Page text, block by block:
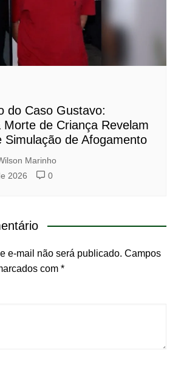
do Caso Gustavo:
Morte de Criança Revelam
Simulação de Afogamento
Marinho
2026
0
e-mail não será publicado. Campos
com *